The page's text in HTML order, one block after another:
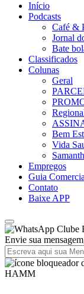
Início
Podcasts
Café &
Jornal
Bate
Classificados
Colunas
Geral
Bem
Vida
Empregos
Guia
Contato
Baixe APP
Clube
Envie sua
HAMM